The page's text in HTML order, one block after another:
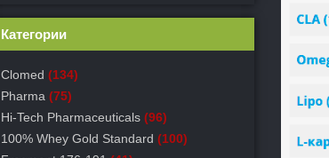
Категории
Clomed (134)
Pharma (75)
Hi-Tech Pharmaceuticals (96)
100% Whey Gold Standard (100)